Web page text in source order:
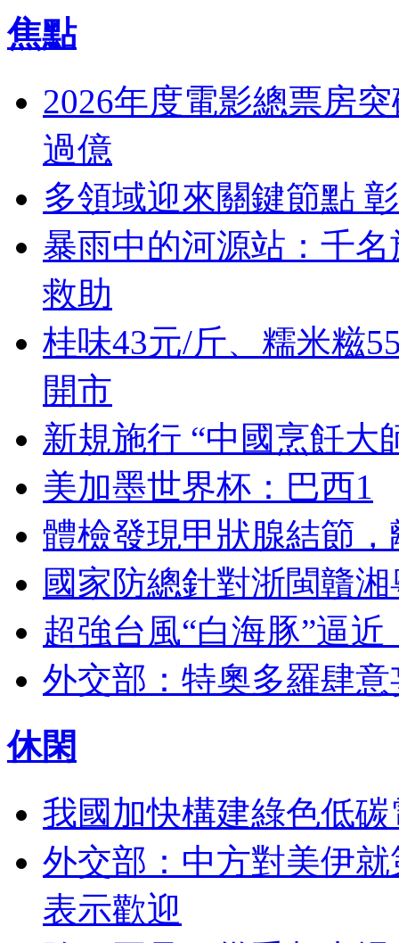
焦點
2026年度電影總票房
過億
多領域迎來關鍵節點
暴雨中的河源站：千
救助
桂味43元/斤、糯米糍
開市
新規施行 “中國烹飪大
美加墨世界杯：巴西1
體檢發現甲狀腺結節
國家防總針對浙閩贛
超強台風“白海豚”逼
外交部：特奧多羅肆
休閑
我國加快構建綠色低
外交部：中方對美伊
表示歡迎